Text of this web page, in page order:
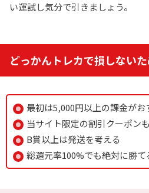
い運試し気分で引きましょう。
どっかんトレカで損しない
最初は5,000円以上の課金がお
当サイト限定の割引クーポン
B賞以上は発送を考える
総還元率100%でも絶対に勝